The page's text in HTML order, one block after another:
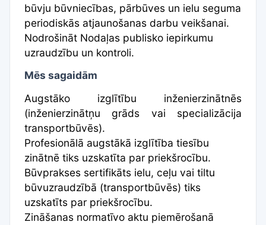
būvju būvniecības, pārbūves un ielu seguma
periodiskās atjaunošanas darbu veikšanai.
Nodrošināt Nodaļas publisko iepirkumu
uzraudzību un kontroli.
Mēs sagaidām
Augstāko izglītību inženierzinātnēs
(inženierzinātņu grāds vai specializācija
transportbūvēs).
Profesionālā augstākā izglītība tiesību
zinātnē tiks uzskatīta par priekšrocību.
Būvprakses sertifikāts ielu, ceļu vai tiltu
būvuzraudzībā (transportbūvēs) tiks
uzskatīts par priekšrocību.
Zināšanas normatīvo aktu piemērošanā